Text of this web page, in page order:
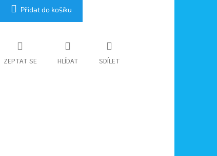
Přidat do košíku
ZEPTAT SE HLÍDAT SDÍLET